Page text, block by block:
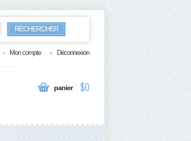
Mon compte Déconnexion
RECHERCHER
panier $0